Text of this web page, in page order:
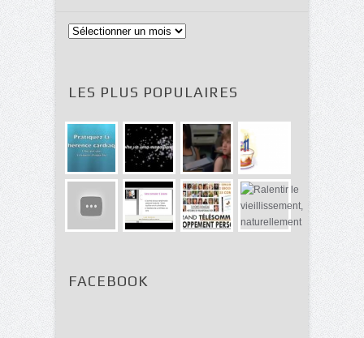
Archives
LES PLUS POPULAIRES
FACEBOOK